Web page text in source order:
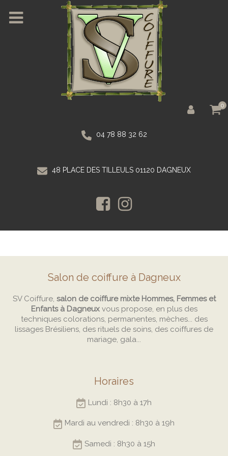
0
04 78 88 32 62
48 PLACE DES TILLEULS 01120 DAGNEUX
Salon de coiffure à Dagneux
SV Coiffure, salon de coiffure mixte Hommes, Femmes et
Enfants à Dagneuxvous propose, en plus des
techniques colorations, permanentes, mèches... des
lissages Brésiliens, des rituels de soins, des coiffures de
mariage, gala...
Horaires
Lundi : 8h30 à 17h
Mardi au vendredi : 8h30 à 19h
Samedi : 8h30 à 15h